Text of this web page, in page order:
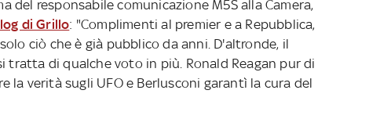
del responsabile comunicazione M5S alla Camera,
di Grillo: "Complimenti al premier e a Repubblica,
ciò che è già pubblico da anni. D'altronde, il
tratta di qualche voto in più. Ronald Reagan pur di
la verità sugli UFO e Berlusconi garantì la cura del